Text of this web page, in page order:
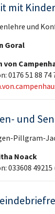
mit
und
Goral
von
0176 51 88 74
und
Pillgram-
Noack
033608